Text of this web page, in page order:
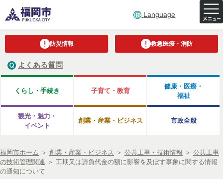
Language
防災情報 救急医療・消防
よくある質問
くらし・手続き 子育て・教育
健康・医療・
福祉
観光・魅力・
イベント
創業・産業・ビジネス 市政全般
福岡市ホーム ＞ 創業・産業・ビジネス ＞ 公共工事・技術情報 ＞ 公共工事
の技術管理関連 ＞ 工期又は請負代金の額に影響を及ぼす事象に関する情報
の通知について